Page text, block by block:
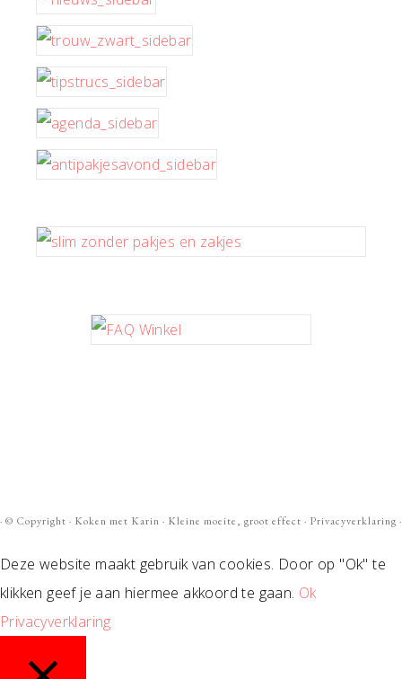
· © Copyright · Koken met Karin · Kleine moeite, groot effect · Privacyverklaring ·
Deze website maakt gebruik van cookies. Door op "Ok" te
klikken geef je aan hiermee akkoord te gaan. Ok
Privacyverklaring